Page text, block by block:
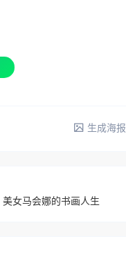
生成海报
美女马会娜的书画人生